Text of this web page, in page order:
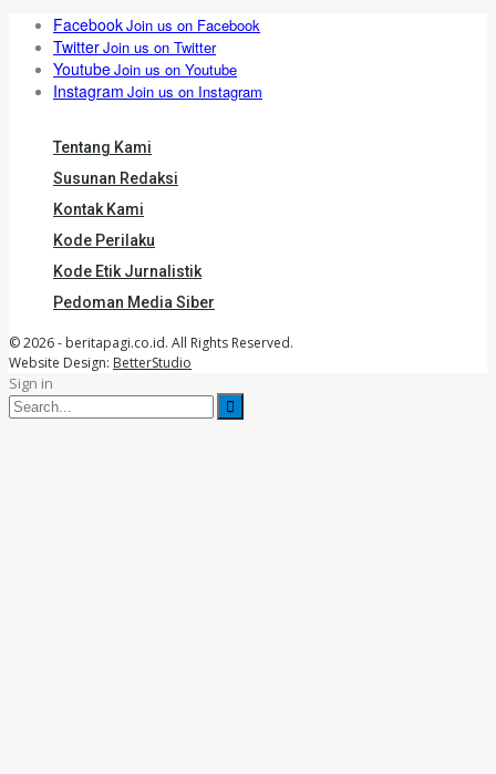
FacebookJoin us on Facebook
TwitterJoin us on Twitter
YoutubeJoin us on Youtube
Instagram Join us on Instagram
Tentang Kami
Susunan Redaksi
Kontak Kami
Kode Perilaku
Kode Etik Jurnalistik
Pedoman Media Siber
© 2026 - beritapagi.co.id. All Rights Reserved.
Website Design: BetterStudio
Sign in